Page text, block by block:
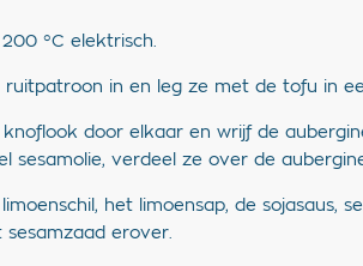
°C elektrisch.
in en leg ze met de tofu in
knoflook door elkaar en wrijf de
sesamolie, verdeel ze over de
het limoensap, de
erover.